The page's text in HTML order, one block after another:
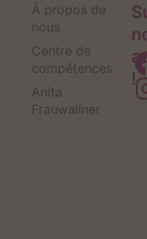
À propos de
nous
Centre de
compétences
Anita
Frauwallner
!